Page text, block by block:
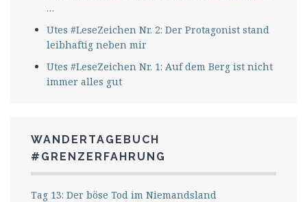
…
Utes #LeseZeichen Nr. 2: Der Protagonist stand
leibhaftig neben mir
Utes #LeseZeichen Nr. 1: Auf dem Berg ist nicht
immer alles gut
WANDERTAGEBUCH
#GRENZERFAHRUNG
Tag 13: Der böse Tod im Niemandsland